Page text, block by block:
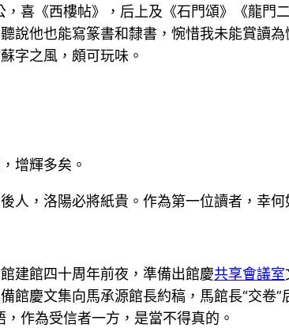
喜《西樓帖》，后上及《石門頌》《龍門
說他也能寫篆書和隸書，惋惜我未能賞讀
字之風，頗可玩味。
增輝多矣。
人，洛陽必將紙貴。作為第一位讀者，幸何
建館四十周年前夜，準備出館慶共享會議室
館慶文集向馬承源館長約稿，馬館長“交卷
作為受信者一方，是當不得真的。